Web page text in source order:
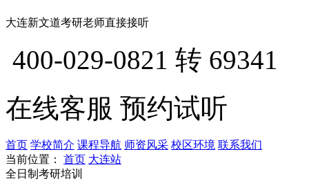
大连新文道考研老师直接接听
400-029-0821 转 69341
在线客服 预约试听
首页 学校简介 课程导航 师资风采 校区环境 联系我们
当前位置：
首页 大连站
全日制考研培训